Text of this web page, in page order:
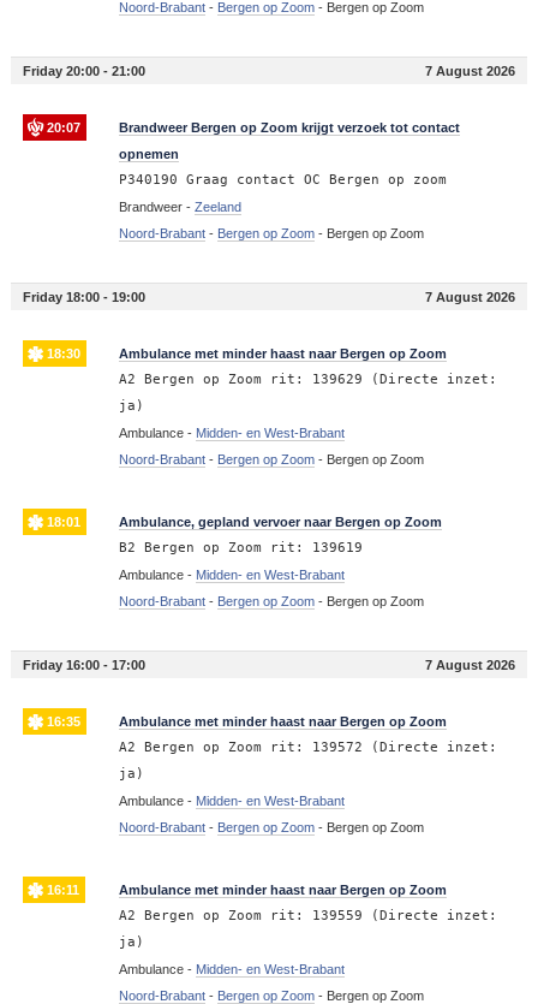
Noord-Brabant- Bergen op Zoom- Bergen op Zoom
Friday 20:00 - 21:00 7 August 2026
20:07
Brandweer Bergen op Zoom krijgt verzoek tot contact
opnemen
P340190 Graag contact OC Bergen op zoom
Brandweer - Zeeland
Noord-Brabant- Bergen op Zoom- Bergen op Zoom
Friday 18:00 - 19:00 7 August 2026
18:30 Ambulance met minder haast naar Bergen op Zoom
A2 Bergen op Zoom rit: 139629 (Directe inzet:
ja)
Ambulance - Midden- en West-Brabant
Noord-Brabant- Bergen op Zoom- Bergen op Zoom
18:01 Ambulance, gepland vervoer naar Bergen op Zoom
B2 Bergen op Zoom rit: 139619
Ambulance - Midden- en West-Brabant
Noord-Brabant- Bergen op Zoom- Bergen op Zoom
Friday 16:00 - 17:00 7 August 2026
16:35 Ambulance met minder haast naar Bergen op Zoom
A2 Bergen op Zoom rit: 139572 (Directe inzet:
ja)
Ambulance - Midden- en West-Brabant
Noord-Brabant- Bergen op Zoom- Bergen op Zoom
16:11 Ambulance met minder haast naar Bergen op Zoom
A2 Bergen op Zoom rit: 139559 (Directe inzet:
ja)
Ambulance - Midden- en West-Brabant
Noord-Brabant- Bergen op Zoom- Bergen op Zoom